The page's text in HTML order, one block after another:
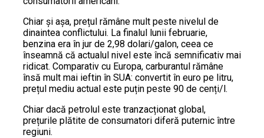
Chiar și așa, prețul rămâne mult peste nivelul de
dinaintea conflictului. La finalul lunii februarie,
benzina era în jur de 2,98 dolari/galon, ceea ce
înseamnă că actualul nivel este încă semnificativ mai
ridicat. Comparativ cu Europa, carburantul rămâne
însă mult mai ieftin în SUA: convertit în euro pe litru,
prețul mediu actual este puțin peste 90 de cenți/l.
Chiar dacă petrolul este tranzacționat global,
prețurile plătite de consumatori diferă puternic între
regiuni.